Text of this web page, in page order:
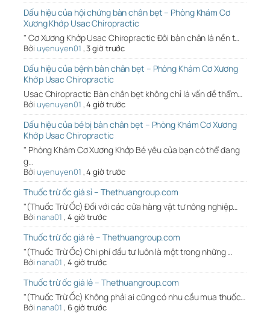
Dấu hiệu của hội chứng bàn chân bẹt – Phòng Khám Cơ
Xương Khớp Usac Chiropractic
" Cơ Xương Khớp Usac Chiropractic Đôi bàn chân là nền t…
Bởi uyenuyen01 ,3 giờ trước
Dấu hiệu của bệnh bàn chân bẹt – Phòng Khám Cơ Xương
Khớp Usac Chiropractic
Usac Chiropractic Bàn chân bẹt không chỉ là vấn đề thẩm…
Bởi uyenuyen01 ,4 giờ trước
Dấu hiệu của bé bị bàn chân bẹt – Phòng Khám Cơ Xương
Khớp Usac Chiropractic
" Phòng Khám Cơ Xương Khớp Bé yêu của bạn có thể đang
g…
Bởi uyenuyen01 ,4 giờ trước
Thuốc trừ ốc giá sỉ – Thethuangroup.com
"(Thuốc Trừ Ốc) Đối với các cửa hàng vật tư nông nghiệp…
Bởi nana01 , 4 giờ trước
Thuốc trừ ốc giá rẻ – Thethuangroup.com
"(Thuốc Trừ Ốc) Chi phí đầu tư luôn là một trong những …
Bởi nana01 , 4 giờ trước
Thuốc trừ ốc giá lẻ – Thethuangroup.com
"(Thuốc Trừ Ốc) Không phải ai cũng có nhu cầu mua thuốc…
Bởi nana01 , 6 giờ trước